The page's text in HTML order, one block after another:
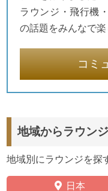
ラウンジ・飛行機
の話題をみんなで楽
コミ
地域からラウン
地域別にラウンジを探
日本